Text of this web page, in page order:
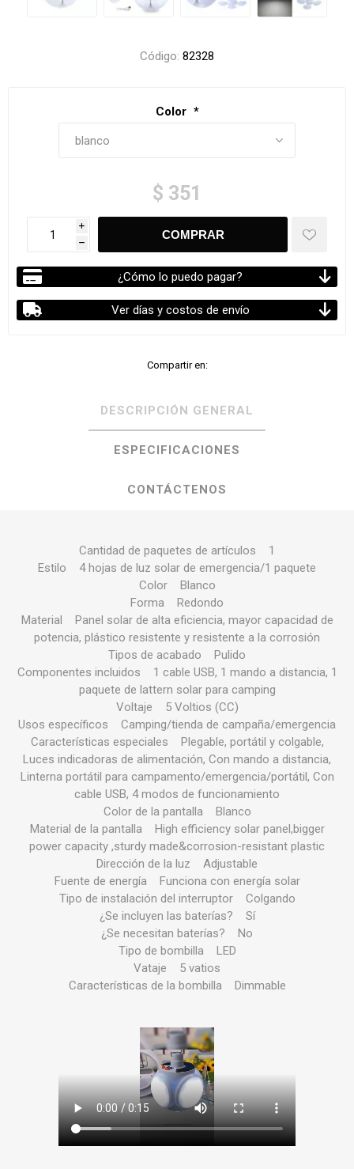
Código: 82328
Color *
$ 351
i
h
¿Cómo lo puedo pagar?
Ver días y costos de envío
Compartir en:
DESCRIPCIÓN GENERAL
ESPECIFICACIONES
CONTÁCTENOS
Cantidad de paquetes de artículos ‎1
Estilo ‎4 hojas de luz solar de emergencia/1 paquete
Color ‎Blanco
Forma ‎Redondo
Material ‎Panel solar de alta eficiencia, mayor capacidad de
potencia, plástico resistente y resistente a la corrosión
Tipos de acabado ‎Pulido
Componentes incluidos ‎1 cable USB, 1 mando a distancia, 1
paquete de lattern solar para camping
Voltaje ‎5 Voltios (CC)
Usos específicos ‎Camping/tienda de campaña/emergencia
Características especiales ‎Plegable, portátil y colgable,
Luces indicadoras de alimentación, Con mando a distancia,
Linterna portátil para campamento/emergencia/portátil, Con
cable USB, 4 modos de funcionamiento
Color de la pantalla ‎Blanco
Material de la pantalla ‎High efficiency solar panel,bigger
power capacity ,sturdy made&corrosion-resistant plastic
Dirección de la luz ‎Adjustable
Fuente de energía ‎Funciona con energía solar
Tipo de instalación del interruptor ‎Colgando
¿Se incluyen las baterías? ‎Sí
¿Se necesitan baterías? ‎No
Tipo de bombilla ‎LED
Vataje ‎5 vatios
Características de la bombilla ‎Dimmable